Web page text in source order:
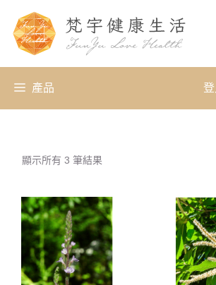
產品
顯示所有 3 筆結果